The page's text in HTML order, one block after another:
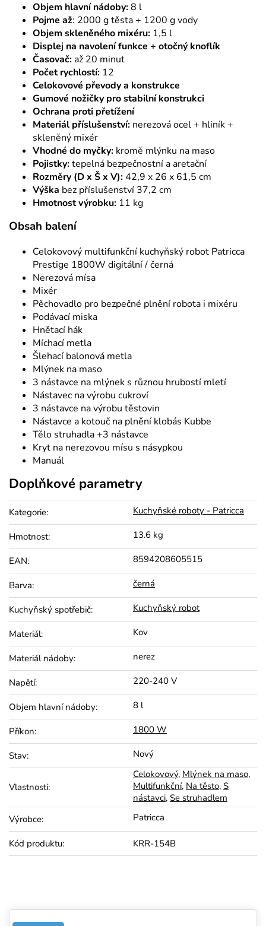
Objem hlavní nádoby:8 l
Pojme až: 2000 g těsta + 1200 g vody
Objem skleněného mixéru: 1,5 l
Displej na navolení funkce + otočný knoflík
Časovač:až 20 minut
Počet rychlostí: 12
Celokovové převody a konstrukce
Gumové nožičky pro stabilní konstrukci
Ochrana proti přetížení
Materiál příslušenství: nerezová ocel + hliník +
skleněný mixér
Vhodné do myčky: kromě mlýnku na maso
Pojistky:tepelná bezpečnostní a aretační
Rozměry (D x Š x V):42,9 x 26 x 61,5 cm
Výška bez příslušenství 37,2 cm
Hmotnost výrobku: 11 kg
Obsah balení
Celokovový multifunkční kuchyňský robot Patricca
Prestige 1800W digitální / černá
Nerezová mísa
Mixér
Pěchovadlo pro bezpečné plnění robota i mixéru
Podávací miska
Hnětací hák
Míchací metla
Šlehací balonová metla
Mlýnek na maso
3 nástavce na mlýnek s různou hrubostí mletí
Nástavec na výrobu cukroví
3 nástavce na výrobu těstovin
Nástavce a kotouč na plnění klobás Kubbe
Tělo struhadla +3 nástavce
Kryt na nerezovou mísu s násypkou
Manuál
Doplňkové parametry
Kategorie: Kuchyňské roboty - Patricca
Hmotnost: 13.6 kg
EAN: 8594208605515
Barva: černá
Kuchyňský spotřebič: Kuchyňský robot
Materiál: Kov
Materiál nádoby: nerez
Napětí: 220-240 V
Objem hlavní nádoby: 8 l
Příkon: 1800 W
Stav: Nový
Vlastnosti:
Celokovový, Mlýnek na maso,
Multifunkční, Na těsto, S
nástavci, Se struhadlem
Výrobce: Patricca
Kód produktu: KRR-154B